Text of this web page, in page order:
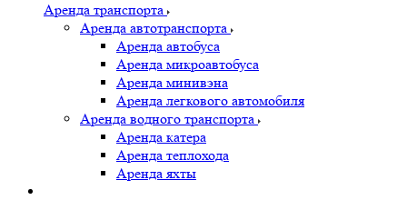
Аренда транспорта
Аренда автотранспорта
Аренда автобуса
Аренда микроавтобуса
Аренда минивэна
Аренда легкового автомобиля
Аренда водного транспорта
Аренда катера
Аренда теплохода
Аренда яхты